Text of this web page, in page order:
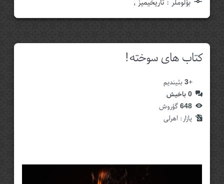
کتاب های سوخته!
+
3بئیندیم
0باخیش
648گؤروش
یازار:‌ اهرلی